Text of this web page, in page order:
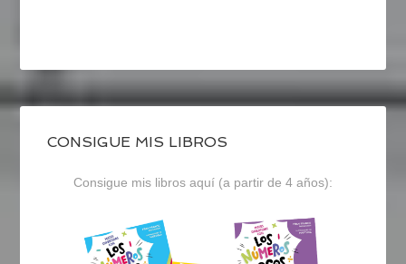
CONSIGUE MIS LIBROS
Consigue mis libros aquí (a partir de 4 años):